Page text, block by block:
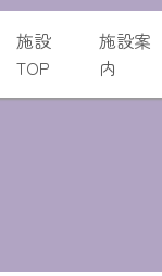
施設
TOP
施設案
内